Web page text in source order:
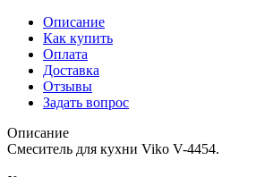
Описание
Как купить
Оплата
Доставка
Отзывы
Задать вопрос
Описание
Смеситель для кухни Viko V-4454.